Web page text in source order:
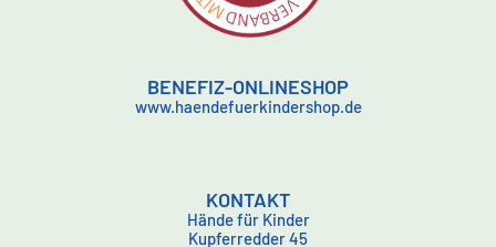
BENEFIZ-ONLINESHOP
www.haendefuerkindershop.de
KONTAKT
Hände für Kinder
Kupferredder 45